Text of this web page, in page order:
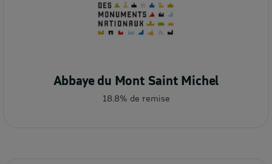
Abbaye du Mont Saint Michel
18.8% de remise